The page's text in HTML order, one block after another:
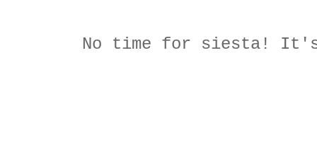
No time for siesta!